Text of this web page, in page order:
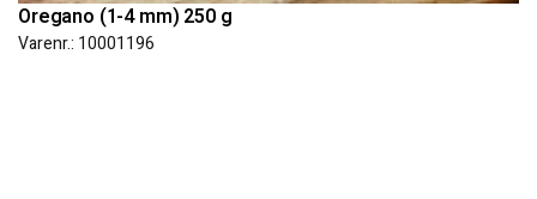
Oregano (1-4 mm) 250 g
Varenr.: 10001196